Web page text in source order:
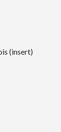
(insert)